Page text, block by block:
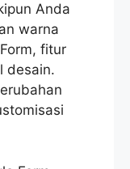
Anda
warna
fitur
desain.